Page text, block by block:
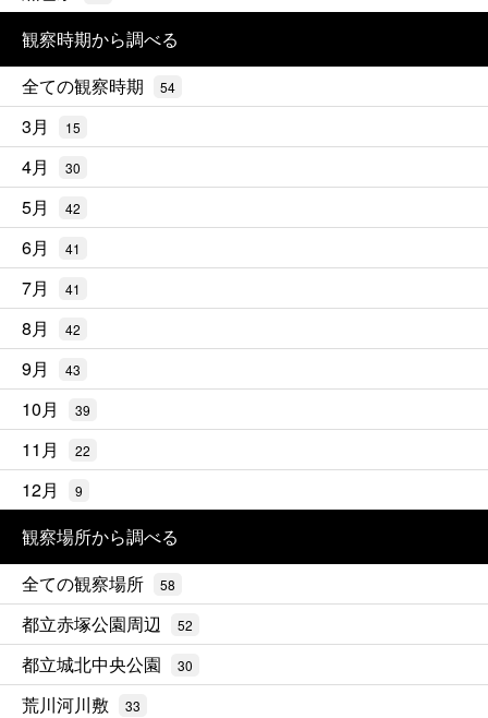
観察時期から調べる
全ての観察時期
54
3月 15
4月 30
5月 42
6月 41
7月 41
8月 42
9月 43
10月 39
11月 22
12月 9
観察場所から調べる
全ての観察場所
58
都立赤塚公園周辺 52
都立城北中央公園 30
荒川河川敷 33